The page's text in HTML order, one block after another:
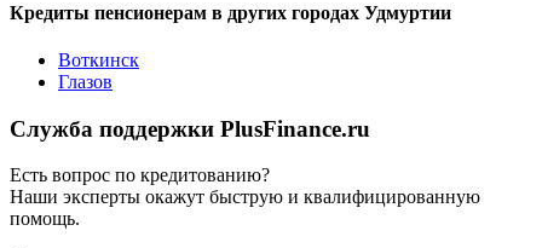
Кредиты пенсионерам в других городах Удмуртии
Воткинск
Глазов
Служба поддержки PlusFinance.ru
Есть вопрос по кредитованию?
Наши эксперты окажут быструю и квалифицированную
помощь.